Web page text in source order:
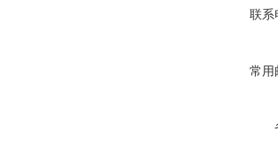
联系
常用